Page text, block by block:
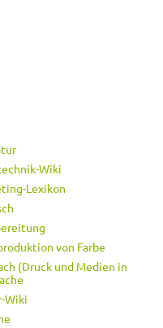
Wiki
Lexikon
von Farbe
(Druck und Medien in
Wiki